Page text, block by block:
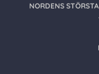
NORDENS